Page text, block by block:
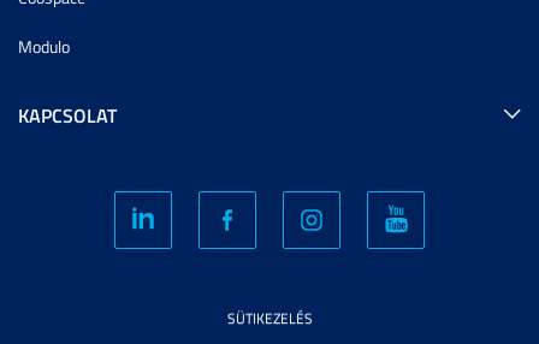
Modulo
KAPCSOLAT
SÜTIKEZELÉS